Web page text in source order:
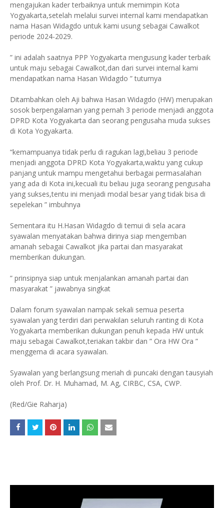
mengajukan kader terbaiknya untuk memimpin Kota
Yogyakarta,setelah melalui survei internal kami mendapatkan
nama Hasan Widagdo untuk kami usung sebagai Cawalkot
periode 2024-2029.
” ini adalah saatnya PPP Yogyakarta mengusung kader terbaik
untuk maju sebagai Cawalkot,dan dari survei internal kami
mendapatkan nama Hasan Widagdo ” tuturnya
Ditambahkan oleh Aji bahwa Hasan Widagdo (HW) merupakan
sosok berpengalaman yang pernah 3 periode menjadi anggota
DPRD Kota Yogyakarta dan seorang pengusaha muda sukses
di Kota Yogyakarta.
“kemampuanya tidak perlu di ragukan lagi,beliau 3 periode
menjadi anggota DPRD Kota Yogyakarta,waktu yang cukup
panjang untuk mampu mengetahui berbagai permasalahan
yang ada di Kota ini,kecuali itu beliau juga seorang pengusaha
yang sukses,tentu ini menjadi modal besar yang tidak bisa di
sepelekan ” imbuhnya
Sementara itu H.Hasan Widagdo di temui di sela acara
syawalan menyatakan bahwa dirinya siap mengemban
amanah sebagai Cawalkot jika partai dan masyarakat
memberikan dukungan.
” prinsipnya siap untuk menjalankan amanah partai dan
masyarakat ” jawabnya singkat
Dalam forum syawalan nampak sekali semua peserta
syawalan yang terdiri dari perwakilan seluruh ranting di Kota
Yogyakarta memberikan dukungan penuh kepada HW untuk
maju sebagai Cawalkot,teriakan takbir dan ” Ora HW Ora ”
menggema di acara syawalan.
Syawalan yang berlangsung meriah di puncaki dengan tausyiah
oleh Prof. Dr. H. Muhamad, M. Ag, CIRBC, CSA, CWP.
(Red/Gie Raharja)